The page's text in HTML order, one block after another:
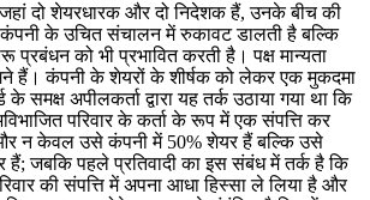
दो शेयरधारक और दो निदेशक हैं, उनके बीच की
के उचित संचालन में रुकावट डालती है बल्कि
को भी प्रभावित करती है। पक्ष मान्यता
हैं। कंपनी के शेयरों के शीर्षक को लेकर एक मुकदमा
समक्ष अपीलकर्ता द्वारा यह तर्क उठाया गया था कि
परिवार के कर्ता के रूप में एक संपत्ति कर
और न केवल उसे कंपनी में 50% शेयर हैं बल्कि उसे
जबकि पहले प्रतिवादी का इस संबंध में तर्क है कि
की संपत्ति में अपना आधा हिस्सा ले लिया है और